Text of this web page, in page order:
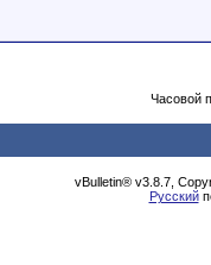
Часовой
vBulletin® v3.8.7,
Русский